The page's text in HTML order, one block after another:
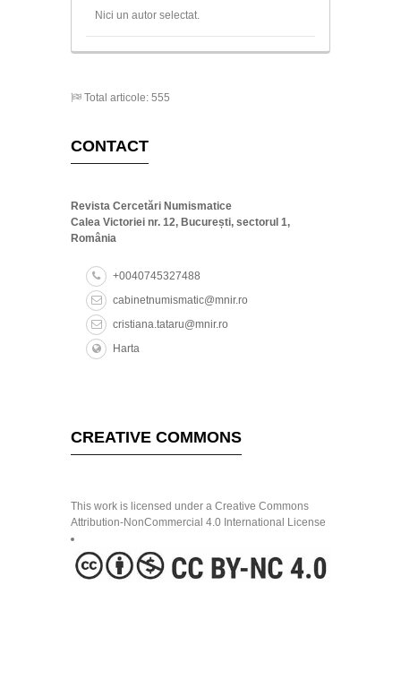
OBERLÄNDER–TÂRNOVEANU, Ernest
PARASCHIV-GRIGORE, Eugen
PĂDURARU, Marius
POPESCU, Laurențiu
TĂTARU, Cristiana
TOMA, Corina
Nici un autor selectat.
Total articole: 555
CONTACT
Revista Cercetări Numismatice
Calea Victoriei nr. 12, București, sectorul 1,
România
+0040745327488
cabinetnumismatic@mnir.ro
cristiana.tataru@mnir.ro
Harta
CREATIVE COMMONS
This work is licensed under a Creative Commons
Attribution-NonCommercial 4.0 International License